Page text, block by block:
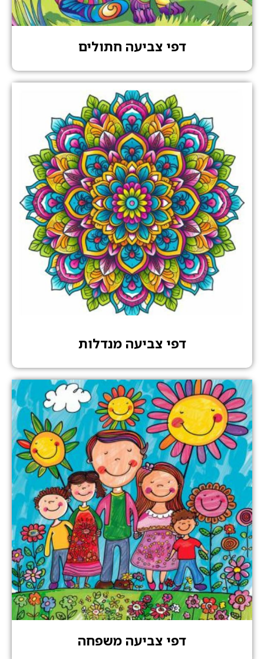
דפי צביעה חתולים
דפי צביעה מנדלות
דפי צביעה משפחה